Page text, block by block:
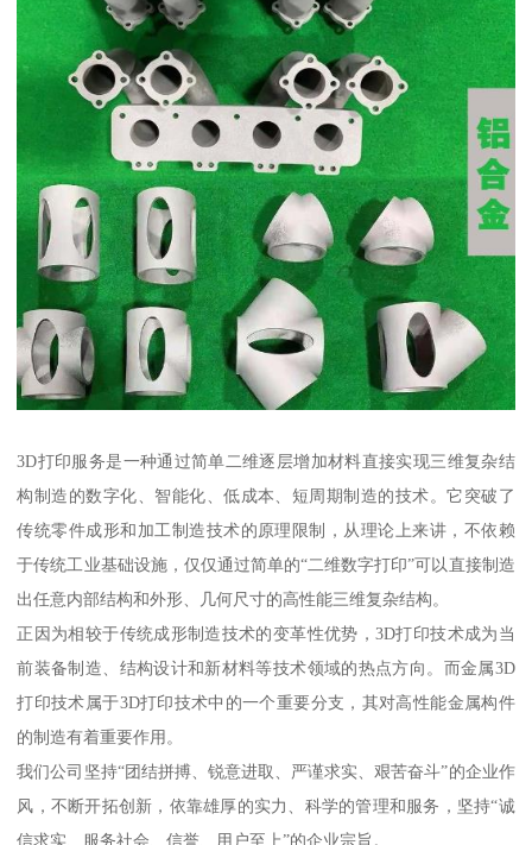
3D打印服务是一种通过简单二维逐层增加材料直接实现三维复杂结
构制造的数字化、智能化、低成本、短周期制造的技术。它突破了
传统零件成形和加工制造技术的原理限制，从理论上来讲，不依赖
于传统工业基础设施，仅仅通过简单的“二维数字打印”可以直接制造
出任意内部结构和外形、几何尺寸的高性能三维复杂结构。
正因为相较于传统成形制造技术的变革性优势，3D打印技术成为当
前装备制造、结构设计和新材料等技术领域的热点方向。而金属3D
打印技术属于3D打印技术中的一个重要分支，其对高性能金属构件
的制造有着重要作用。
我们公司坚持“团结拼搏、锐意进取、严谨求实、艰苦奋斗”的企业作
风，不断开拓创新，依靠雄厚的实力、科学的管理和服务，坚持“诚
信求实、服务社会、信誉、用户至上”的企业宗旨。